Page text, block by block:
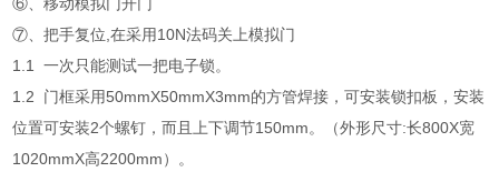
⑥、移动模拟门开门
⑦、把手复位,在采用10N法码关上模拟门
1.1 一次只能测试一把电子锁。
1.2 门框采用50mmX50mmX3mm的方管焊接，可安装锁扣板，安装
位置可安装2个螺钉，而且上下调节150mm。（外形尺寸:长800X宽
1020mmX高2200mm）。